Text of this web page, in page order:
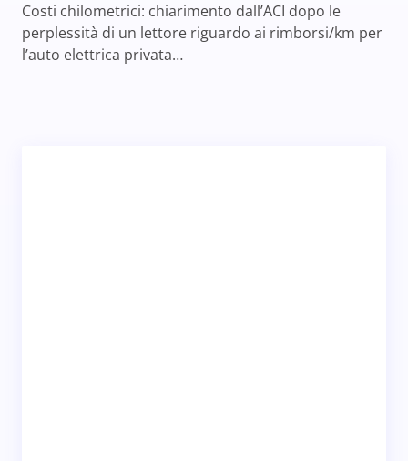
Costi chilometrici: chiarimento dall’ACI dopo le
perplessità di un lettore riguardo ai rimborsi/km per
l’auto elettrica privata…